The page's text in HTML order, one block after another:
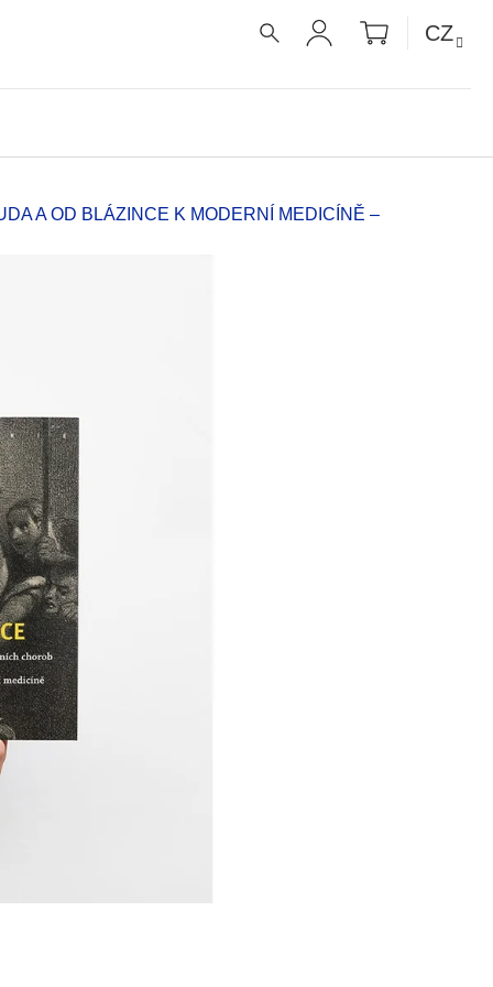
PŘIHLÁŠENÍ
NÁKUPNÍ
KOŠÍK
CZ
A OD BLÁZINCE K MODERNÍ MEDICÍNĚ –
RECEPTY PRO
KLIMA